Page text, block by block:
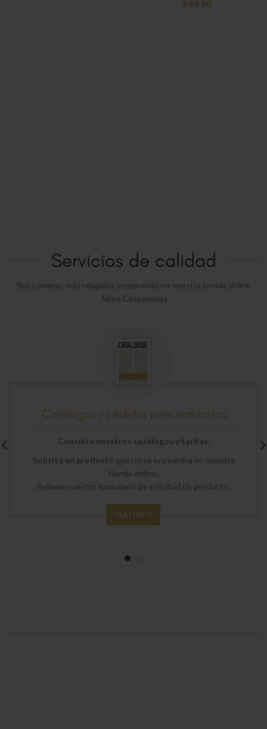
€46,90
Servicios de calidad
Sus compras más relajadas comprando en nuestra tienda online
Jaime Casasnovas
Catálogos y pedidos personalizados
Consulta nuestros catálogos y tarifas.
Solicita un producto que no se encuentra en nuestra
tienda online.
Rellene nuestro formulario de solicitud de producto.
MÁS INFO